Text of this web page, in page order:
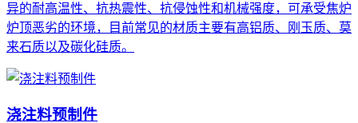
异的耐高温性、抗热震性、抗侵蚀性和机械强度，可承受焦炉
炉顶恶劣的环境，目前常见的材质主要有高铝质、刚玉质、莫
来石质以及碳化硅质。
浇注料预制件